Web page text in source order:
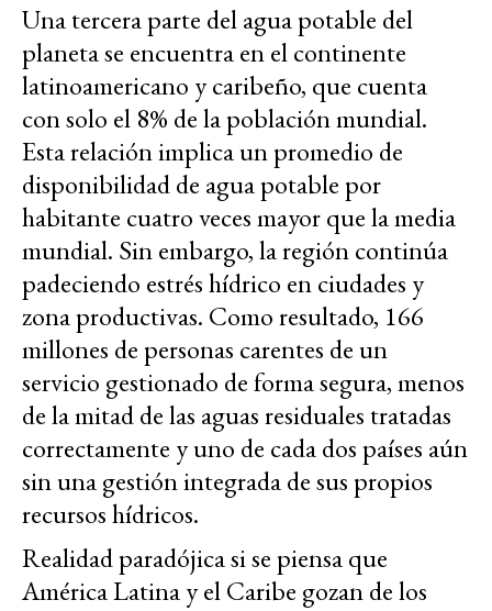
Una tercera parte del agua potable del
planeta se encuentra en el continente
latinoamericano y caribeño, que cuenta
con solo el 8% de la población mundial.
Esta relación implica un promedio de
disponibilidad de agua potable por
habitante cuatro veces mayor que la media
mundial. Sin embargo, la región continúa
padeciendo estrés hídrico en ciudades y
zona productivas. Como resultado, 166
millones de personas carentes de un
servicio gestionado de forma segura, menos
de la mitad de las aguas residuales tratadas
correctamente y uno de cada dos países aún
sin una gestión integrada de sus propios
recursos hídricos.
Realidad paradójica si se piensa que
América Latina y el Caribe gozan de los